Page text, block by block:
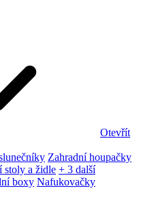
Otevřít
Zahradní houpačky
stoly a židle + 3 další
boxy Nafukovačky